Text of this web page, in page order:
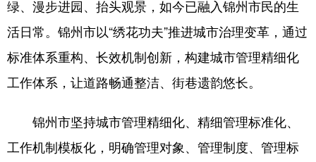
体育 视频 直播 无人机
地方频道
辽宁 吉林 上海 江苏
浙江 安徽 福建 江西
绿、漫步进园、抬头观景，如今已融入锦州市民的生
活日常。锦州市以“绣花功夫”推进城市治理变革，通过
标准体系重构、长效机制创新，构建城市管理精细化
工作体系，让道路畅通整洁、街巷遗韵悠长。
锦州市坚持城市管理精细化、精细管理标准化、
工作机制模板化，明确管理对象、管理制度、管理标